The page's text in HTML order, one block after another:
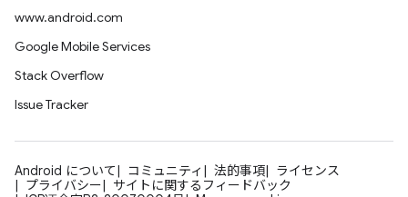
www.android.com
Google Mobile Services
Stack Overflow
Issue Tracker
Android について コミュニティ 法的事項
ライセンス
プライバシー
サイトに関するフィードバック